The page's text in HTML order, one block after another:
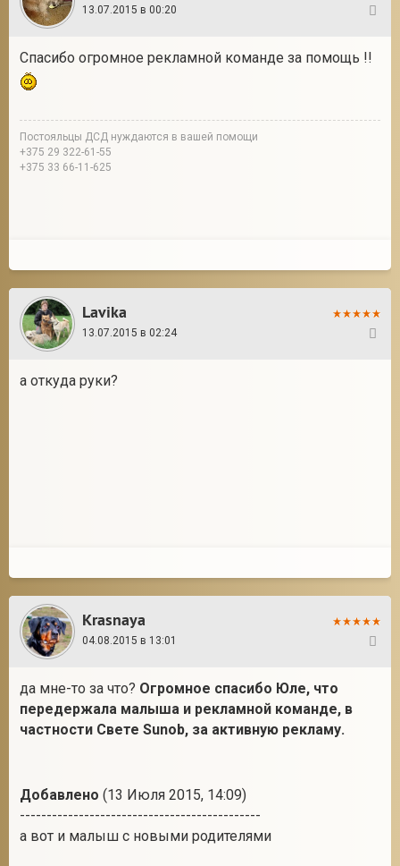
13.07.2015 в 00:20
Спасибо огромное рекламной команде за помощь !!
Постояльцы ДСД нуждаются в вашей помощи
+375 29 322-61-55
+375 33 66-11-625
Lavika
13.07.2015 в 02:24
а откуда руки?
Krasnaya
04.08.2015 в 13:01
да мне-то за что? Огромное спасибо Юле, что
передержала малыша и рекламной команде, в
частности Свете Sunob, за активную рекламу.
Добавлено (13 Июля 2015, 14:09)
---------------------------------------------
а вот и малыш с новыми родителями